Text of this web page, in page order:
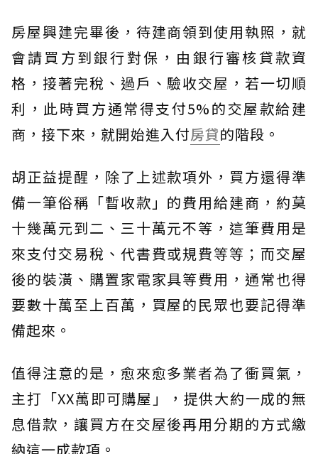
房屋興建完畢後，待建商領到使用執照，就
會請買方到銀行對保，由銀行審核貸款資
格，接著完稅、過戶、驗收交屋，若一切順
利，此時買方通常得支付5%的交屋款給建
商，接下來，就開始進入付房貸的階段。
胡正益提醒，除了上述款項外，買方還得準
備一筆俗稱「暫收款」的費用給建商，約莫
十幾萬元到二、三十萬元不等，這筆費用是
來支付交易稅、代書費或規費等等；而交屋
後的裝潢、購置家電家具等費用，通常也得
要數十萬至上百萬，買屋的民眾也要記得準
備起來。
值得注意的是，愈來愈多業者為了衝買氣，
主打「XX萬即可購屋」，提供大約一成的無
息借款，讓買方在交屋後再用分期的方式繳
納這一成款項。